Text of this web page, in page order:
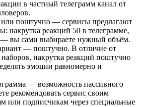
в частный телеграмм канал от
или поштучно — сервисы предлагают
накрутка реакций 50 в телеграмме,
— вы сами выбираете нужный объём.
— поштучно. В отличие от
накрутка реакций поштучно
эмоции равномерно и
— возможность пассивного
рекомендовать сервис своим
или подписчикам через специальные